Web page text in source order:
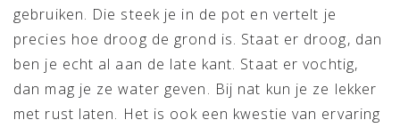
gebruiken. Die steek je in de pot en vertelt je
precies hoe droog de grond is. Staat er droog, dan
ben je echt al aan de late kant. Staat er vochtig,
dan mag je ze water geven. Bij nat kun je ze lekker
met rust laten. Het is ook een kwestie van ervaring